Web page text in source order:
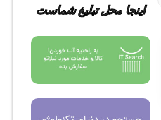
اینجا محل تبلیغ شماست